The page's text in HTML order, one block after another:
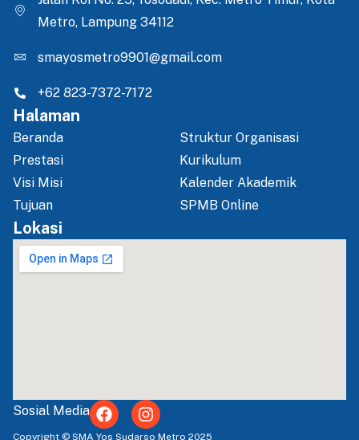
Metro, Lampung 34112
smayosmetro9901@gmail.com
+62 823-7372-7172
Halaman
Beranda
Prestasi
Visi Misi
Tujuan
Struktur Organisasi
Kurikulum
Kalender Akademik
SPMB Online
Lokasi
Sosial Media
F
a
I
n
Copyright © SMA Yos Sudarso Metro 2025